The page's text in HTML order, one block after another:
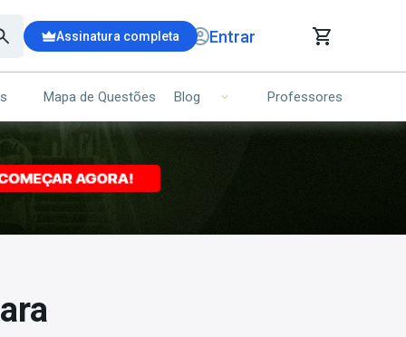
Assinatura completa Entrar
DE COMPRAS
(00)
Ops!
Seu carrinho ainda está vazio.
Mapa de Questões Blog Professores